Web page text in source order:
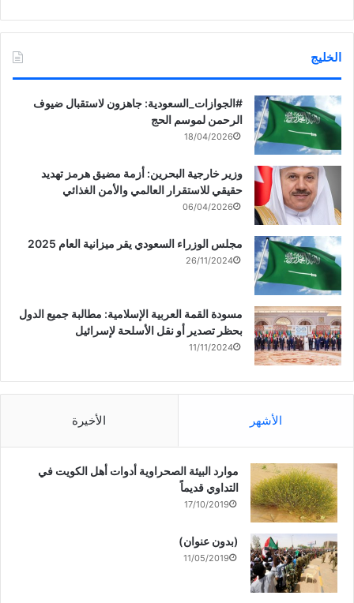
الخليج
‏‎#الجوازات_السعودية: جاهزون لاستقبال ضيوف
الرحمن لموسم الحج
18/04/2026
وزير خارجية البحرين: أزمة مضيق هرمز تهديد
حقيقي للاستقرار العالمي والأمن الغذائي
06/04/2026
مجلس الوزراء السعودي يقر ميزانية العام 2025
26/11/2024
مسودة القمة العربية الإسلامية: مطالبة جميع الدول
بحظر تصدير أو نقل الأسلحة لإسرائيل
11/11/2024
الأشهر الأخيرة
موارد البيئة الصحراوية أدوات أهل الكويت في
التداوي قديماً
17/10/2019
(بدون عنوان)
11/05/2019